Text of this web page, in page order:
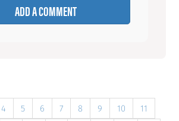
ADD A COMMENT
4 5 6 7 8 9 10
11